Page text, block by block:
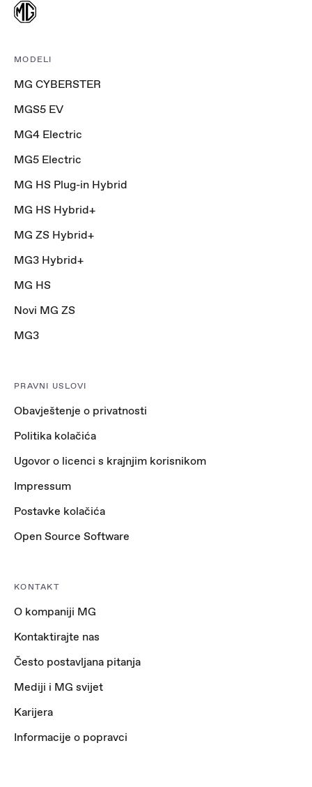
MODELI
MG CYBERSTER
MGS5 EV
MG4 Electric
MG5 Electric
MG HS Plug-in Hybrid
MG HS Hybrid+
MG ZS Hybrid+
MG3 Hybrid+
MG HS
Novi MG ZS
MG3
PRAVNI USLOVI
Obavještenje o privatnosti
Politika kolačića
Ugovor o licenci s krajnjim korisnikom
Impressum
Postavke kolačića
Open Source Software
KONTAKT
O kompaniji MG
Kontaktirajte nas
Često postavljana pitanja
Mediji i MG svijet
Karijera
Informacije o popravci